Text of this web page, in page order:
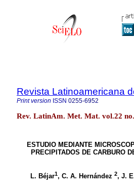
Revista Latinoamericana
Print version ISSN 0255-6952
Rev. LatinAm. Met. Mat. vol.22
ESTUDIO MEDIANTE
PRECIPITADOS DE CARBURO
L. Béjar1, C. A. Hernández 2, J.